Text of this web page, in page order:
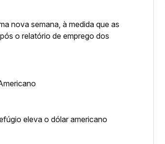
nova semana, à medida que as
o relatório de emprego dos
eleva o dólar americano